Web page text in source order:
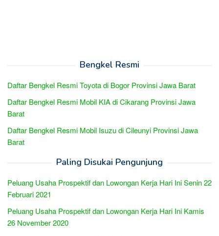
Bengkel Resmi
Daftar Bengkel Resmi Toyota di Bogor Provinsi Jawa Barat
Daftar Bengkel Resmi Mobil KIA di Cikarang Provinsi Jawa
Barat
Daftar Bengkel Resmi Mobil Isuzu di Cileunyi Provinsi Jawa
Barat
Paling Disukai Pengunjung
Peluang Usaha Prospektif dan Lowongan Kerja Hari Ini Senin 22
Februari 2021
Peluang Usaha Prospektif dan Lowongan Kerja Hari Ini Kamis
26 November 2020